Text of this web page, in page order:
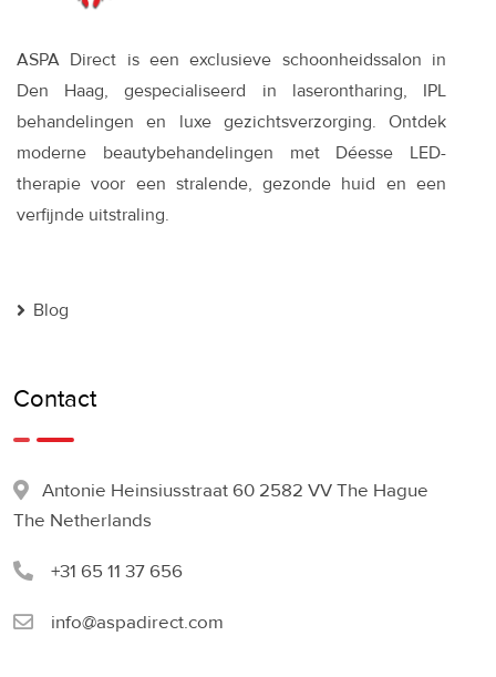
ASPA Direct is een exclusieve schoonheidssalon in
Den Haag, gespecialiseerd in laserontharing, IPL
behandelingen en luxe gezichtsverzorging. Ontdek
moderne beautybehandelingen met Déesse LED-
therapie voor een stralende, gezonde huid en een
verfijnde uitstraling.
Blog
Contact
Antonie Heinsiusstraat 60 2582 VV The Hague
The Netherlands
+31 65 11 37 656
info@aspadirect.com